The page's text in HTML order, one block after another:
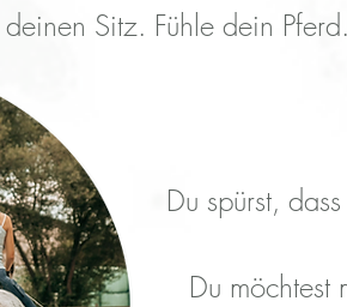
Du spürst,
Du
Sitz. Fühle dein